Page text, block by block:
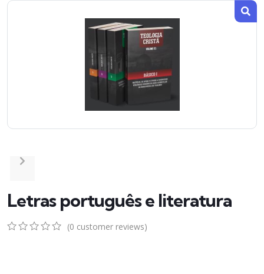
Letras português e literatura
(0 customer reviews)